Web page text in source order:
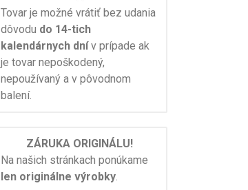
Tovar je možné vrátiť bez udania
dôvodu do 14-tich
kalendárnych dnív prípade ak
je tovar nepoškodený,
nepoužívaný a v pôvodnom
balení.
ZÁRUKA ORIGINÁLU!
Na našich stránkach ponúkame
len originálne výrobky.